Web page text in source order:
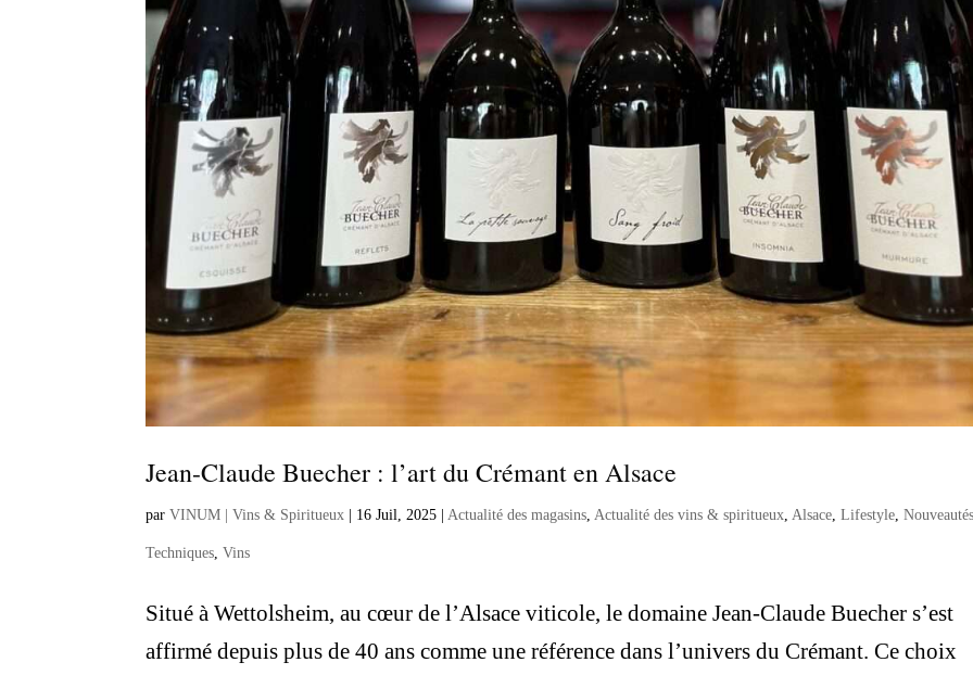
Jean-Claude Buecher : l’art du Crémant en Alsace
parVINUM | Vins & Spiritueux 16 Juil, 2025 |Actualité des magasins,Actualité des vins & spiritueux,Alsace,Lifestyle,
Techniques,Vins
Situé à Wettolsheim, au cœur de l’Alsace viticole, le domaine Jean-Claude Buecher s’est
affirmé depuis plus de 40 ans comme une référence dans l’univers du Crémant. Ce choix